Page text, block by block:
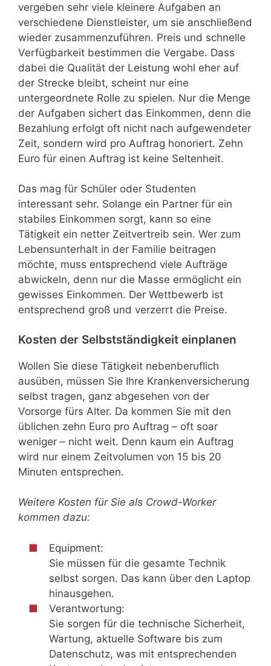
vergeben sehr viele kleinere Aufgaben an
verschiedene Dienstleister, um sie anschließend
wieder zusammenzuführen. Preis und schnelle
Verfügbarkeit bestimmen die Vergabe. Dass
dabei die Qualität der Leistung wohl eher auf
der Strecke bleibt, scheint nur eine
untergeordnete Rolle zu spielen. Nur die Menge
der Aufgaben sichert das Einkommen, denn die
Bezahlung erfolgt oft nicht nach aufgewendeter
Zeit, sondern wird pro Auftrag honoriert. Zehn
Euro für einen Auftrag ist keine Seltenheit.
Das mag für Schüler oder Studenten
interessant sehr. Solange ein Partner für ein
stabiles Einkommen sorgt, kann so eine
Tätigkeit ein netter Zeitvertreib sein. Wer zum
Lebensunterhalt in der Familie beitragen
möchte, muss entsprechend viele Aufträge
abwickeln, denn nur die Masse ermöglicht ein
gewisses Einkommen. Der Wettbewerb ist
entsprechend groß und verzerrt die Preise.
Kosten der Selbstständigkeit einplanen
Wollen Sie diese Tätigkeit nebenberuflich
ausüben, müssen Sie Ihre Krankenversicherung
selbst tragen, ganz abgesehen von der
Vorsorge fürs Alter. Da kommen Sie mit den
üblichen zehn Euro pro Auftrag – oft soar
weniger – nicht weit. Denn kaum ein Auftrag
wird nur einem Zeitvolumen von 15 bis 20
Minuten entsprechen.
Weitere Kosten für Sie als Crowd-Worker
kommen dazu:
Equipment:
Sie müssen für die gesamte Technik
selbst sorgen. Das kann über den Laptop
hinausgehen.
Verantwortung:
Sie sorgen für die technische Sicherheit,
Wartung, aktuelle Software bis zum
Datenschutz, was mit entsprechenden